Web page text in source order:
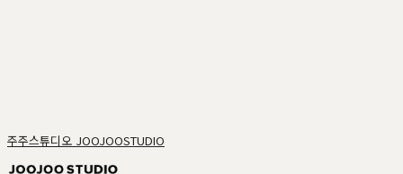
주주스튜디오 JOOJOOSTUDIO